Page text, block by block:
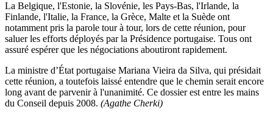
La Belgique, l'Estonie, la Slovénie, les Pays-Bas, l'Irlande, la
Finlande, l'Italie, la France, la Grèce, Malte et la Suède ont
notamment pris la parole tour à tour, lors de cette réunion, pour
saluer les efforts déployés par la Présidence portugaise. Tous ont
assuré espérer que les négociations aboutiront rapidement.
La ministre d’État portugaise Mariana Vieira da Silva, qui présidait
cette réunion, a toutefois laissé entendre que le chemin serait encore
long avant de parvenir à l'unanimité. Ce dossier est entre les mains
du Conseil depuis 2008. (Agathe Cherki)